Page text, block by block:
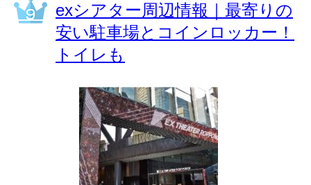
exシアター周辺情報｜最寄りの
安い駐車場とコインロッカー！
トイレも